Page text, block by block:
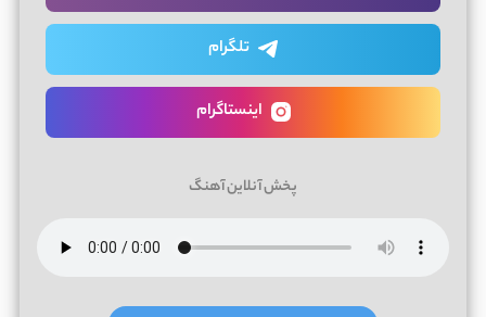
تلگرام
اینستاگرام
پخش آنلاین آهنگ